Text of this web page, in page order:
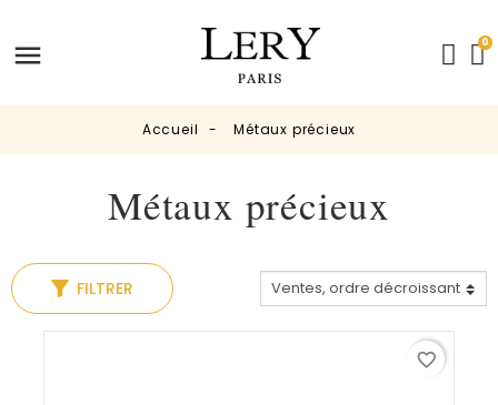
0
Accueil Métaux précieux
Métaux précieux
FILTRER
favorite_border